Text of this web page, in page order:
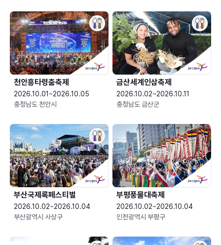
천안흥타령춤축제
2026.10.01~2026.10.05
충청남도 천안시
금산세계인삼축제
2026.10.02~2026.10.11
충청남도 금산군
부산국제록페스티벌
2026.10.02~2026.10.04
부산광역시 사상구
부평풍물대축제
2026.10.02~2026.10.04
인천광역시 부평구